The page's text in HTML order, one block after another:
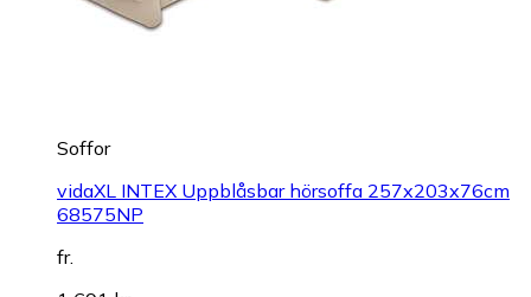
Soffor
vidaXL INTEX Uppblåsbar hörsoffa 257x203x76cm
68575NP
fr.